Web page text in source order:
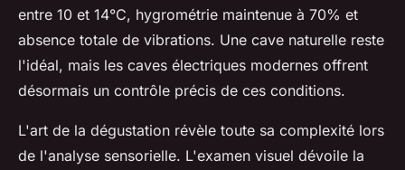
entre 10 et 14°C, hygrométrie maintenue à 70% et
absence totale de vibrations. Une cave naturelle reste
l'idéal, mais les caves électriques modernes offrent
désormais un contrôle précis de ces conditions.
L'art de la dégustation révèle toute sa complexité lors
de l'analyse sensorielle. L'examen visuel dévoile la